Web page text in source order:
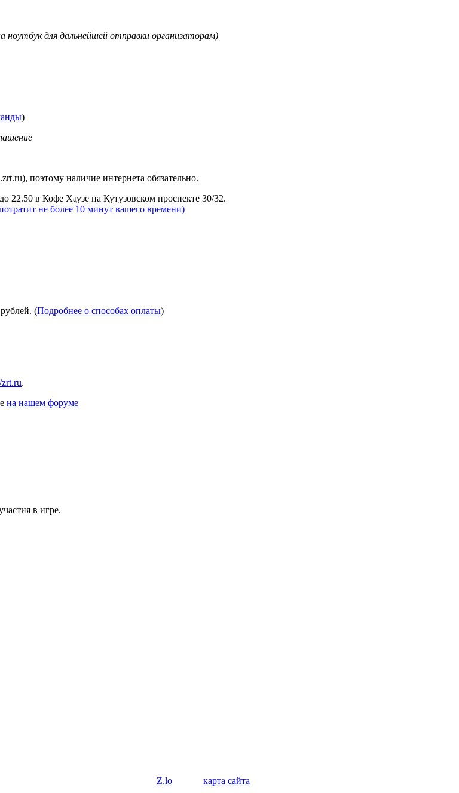
для дальнейшей отправки организаторам)
)
поэтому наличие интернета обязательно.
22.50 в Кофе Хаузе на Кутузовском проспекте 30/32.
не более 10 минут вашего времени)
(Подробнее о способах оплаты)
.
на нашем форуме
в игре.
Z.lo карта сайта